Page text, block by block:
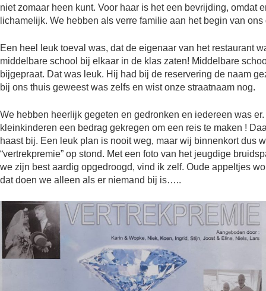
niet zomaar heen kunt. Voor haar is het een bevrijding, omdat
lichamelijk. We hebben als verre familie aan het begin van
Een heel leuk toeval was, dat de eigenaar van het restaurant
middelbare school bij elkaar in de klas zaten! Middelbare
bijgepraat. Dat was leuk. Hij had bij de reservering de naam
bij ons thuis geweest was zelfs en wist onze straatnaam nog.
We hebben heerlijk gegeten en gedronken en iedereen was
kleinkinderen een bedrag gekregen om een reis te maken !
haast bij. Een leuk plan is nooit weg, maar wij binnenkort dus
“vertrekpremie” op stond. Met een foto van het jeugdige
we zijn best aardig opgedroogd, vind ik zelf. Oude appeltjes
dat doen we alleen als er niemand bij is…..